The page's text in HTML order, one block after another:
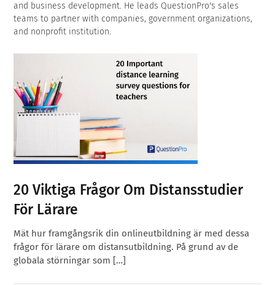
and business development. He leads QuestionPro's sales
teams to partner with companies, government organizations,
and nonprofit institution.
20 Viktiga Frågor Om Distansstudier
För Lärare
Mät hur framgångsrik din onlineutbildning är med dessa
frågor för lärare om distansutbildning. På grund av de
globala störningar som […]